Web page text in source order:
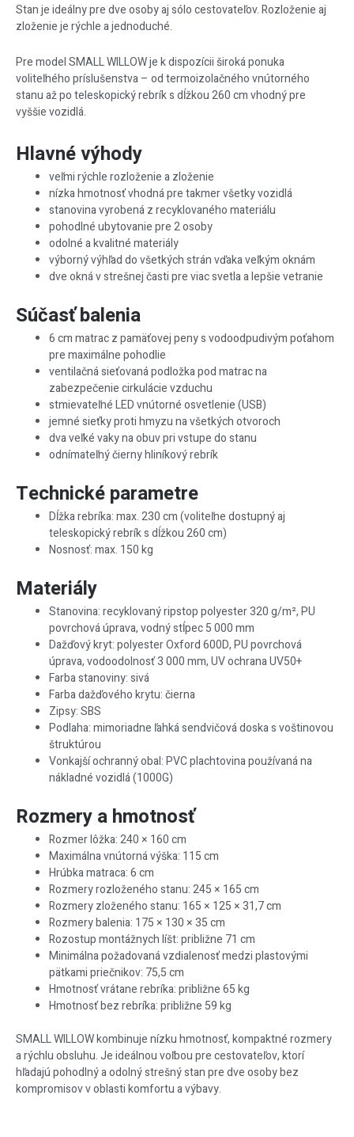
Stan je ideálny pre dve osoby aj sólo cestovateľov. Rozloženie aj
zloženie je rýchle a jednoduché.
Pre model SMALL WILLOW je k dispozícii široká ponuka
voliteľného príslušenstva – od termoizolačného vnútorného
stanu až po teleskopický rebrík s dĺžkou 260 cm vhodný pre
vyššie vozidlá.
Hlavné výhody
veľmi rýchle rozloženie a zloženie
nízka hmotnosť vhodná pre takmer všetky vozidlá
stanovina vyrobená z recyklovaného materiálu
pohodlné ubytovanie pre 2 osoby
odolné a kvalitné materiály
výborný výhľad do všetkých strán vďaka veľkým oknám
dve okná v strešnej časti pre viac svetla a lepšie vetranie
Súčasť balenia
6 cm matrac z pamäťovej peny s vodoodpudivým poťahom
pre maximálne pohodlie
ventilačná sieťovaná podložka pod matrac na
zabezpečenie cirkulácie vzduchu
stmievateľné LED vnútorné osvetlenie (USB)
jemné sieťky proti hmyzu na všetkých otvoroch
dva veľké vaky na obuv pri vstupe do stanu
odnímateľný čierny hliníkový rebrík
Technické parametre
Dĺžka rebríka: max. 230 cm (voliteľne dostupný aj
teleskopický rebrík s dĺžkou 260 cm)
Nosnosť: max. 150 kg
Materiály
Stanovina: recyklovaný ripstop polyester 320 g/m², PU
povrchová úprava, vodný stĺpec 5 000 mm
Dažďový kryt: polyester Oxford 600D, PU povrchová
úprava, vodoodolnosť 3 000 mm, UV ochrana UV50+
Farba stanoviny: sivá
Farba dažďového krytu: čierna
Zipsy: SBS
Podlaha: mimoriadne ľahká sendvičová doska s voštinovou
štruktúrou
Vonkajší ochranný obal: PVC plachtovina používaná na
nákladné vozidlá (1000G)
Rozmery a hmotnosť
Rozmer lôžka: 240 × 160 cm
Maximálna vnútorná výška: 115 cm
Hrúbka matraca: 6 cm
Rozmery rozloženého stanu: 245 × 165 cm
Rozmery zloženého stanu: 165 × 125 × 31,7 cm
Rozmery balenia: 175 × 130 × 35 cm
Rozostup montážnych líšt: približne 71 cm
Minimálna požadovaná vzdialenosť medzi plastovými
pätkami priečnikov: 75,5 cm
Hmotnosť vrátane rebríka: približne 65 kg
Hmotnosť bez rebríka: približne 59 kg
SMALL WILLOW kombinuje nízku hmotnosť, kompaktné rozmery
a rýchlu obsluhu. Je ideálnou voľbou pre cestovateľov, ktorí
hľadajú pohodlný a odolný strešný stan pre dve osoby bez
kompromisov v oblasti komfortu a výbavy.